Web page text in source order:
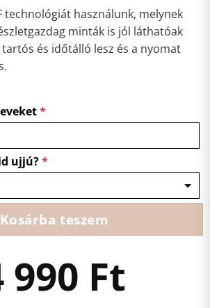
technológiát használunk, melynek
minták is jól láthatóak
és időtálló lesz és a nyomat
*
ujjú?*
Kosárba teszem
990 Ft